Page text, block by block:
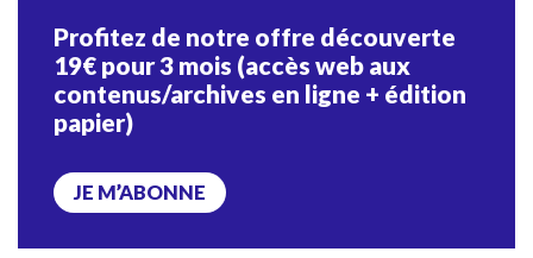
Profitez de notre offre découverte
19€ pour 3 mois (accès web aux
contenus/archives en ligne + édition
papier)
JE M’ABONNE